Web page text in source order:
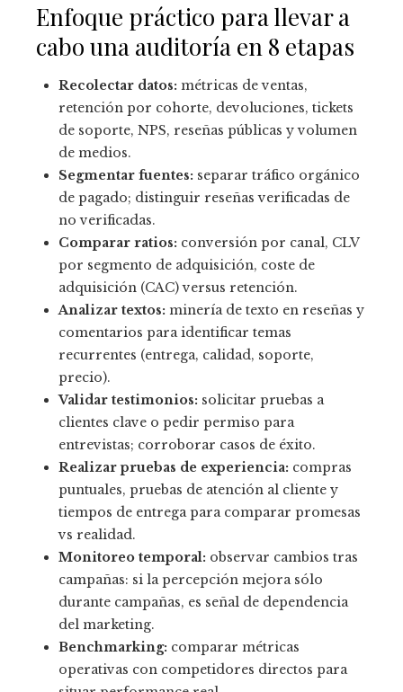
Enfoque práctico para llevar a
cabo una auditoría en 8 etapas
Recolectar datos: métricas de ventas,
retención por cohorte, devoluciones, tickets
de soporte, NPS, reseñas públicas y volumen
de medios.
Segmentar fuentes: separar tráfico orgánico
de pagado; distinguir reseñas verificadas de
no verificadas.
Comparar ratios: conversión por canal, CLV
por segmento de adquisición, coste de
adquisición (CAC) versus retención.
Analizar textos: minería de texto en reseñas y
comentarios para identificar temas
recurrentes (entrega, calidad, soporte,
precio).
Validar testimonios: solicitar pruebas a
clientes clave o pedir permiso para
entrevistas; corroborar casos de éxito.
Realizar pruebas de experiencia: compras
puntuales, pruebas de atención al cliente y
tiempos de entrega para comparar promesas
vs realidad.
Monitoreo temporal: observar cambios tras
campañas: si la percepción mejora sólo
durante campañas, es señal de dependencia
del marketing.
Benchmarking: comparar métricas
operativas con competidores directos para